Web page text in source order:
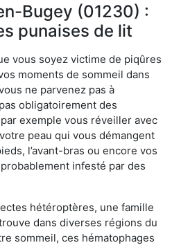
Bugey (01230) :
punaises de lit
vous soyez victime de piqûres
moments de sommeil dans
ne parvenez pas à
obligatoirement des
exemple vous réveiller avec
peau qui vous démangent
l’avant-bras ou encore vos
infesté par des
hétéroptères, une famille
dans diverses régions du
sommeil, ces hématophages